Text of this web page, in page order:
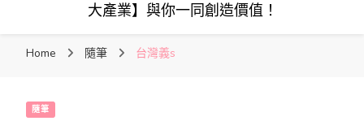
大產業】與你一同創造價值！
Home 隨筆 台灣義s
隨筆